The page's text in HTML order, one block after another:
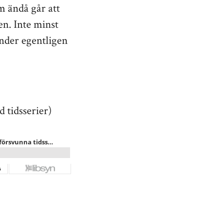
ändå går att
Inte minst
egentligen
tidsserier)